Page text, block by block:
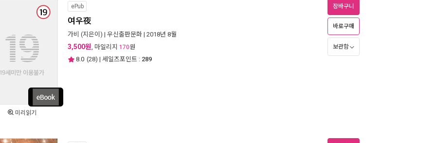
미리읽기
ePub
여우夜
가비 (지은이) | 우신출판문화 | 2018년 8월
3,500원, 마일리지 170원
8.0 (28) | 세일즈포인트 : 289
장바구니
바로구매
보관함